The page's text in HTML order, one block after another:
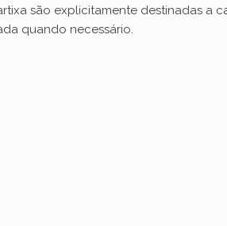
são explicitamente destinadas a
quando necessário.